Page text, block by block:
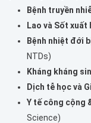
Bệnh truyền
Lao và Sốt xuất
Bệnh nhiệt đới
NTDs)
Kháng kháng
Dịch tễ học và
Y tế công cộng
Science)